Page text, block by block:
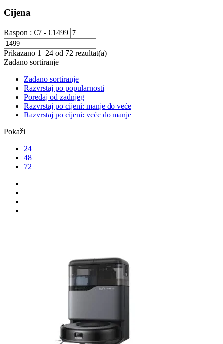
Cijena
Raspon : €7 - €1499
Prikazano 1–24 od 72 rezultat(a)
Zadano sortiranje
Zadano sortiranje
Razvrstaj po popularnosti
Poredaj od zadnjeg
Razvrstaj po cijeni: manje do veće
Razvrstaj po cijeni: veće do manje
Pokaži
24
48
72